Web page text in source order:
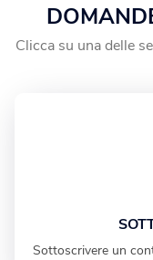
Clicca su una delle
Sottoscrivere un